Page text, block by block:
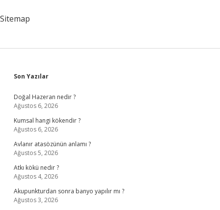
Sitemap
Sidebar
Son Yazılar
Doğal Hazeran nedir ?
Ağustos 6, 2026
Kumsal hangi kökendir ?
Ağustos 6, 2026
Avlanır atasözünün anlamı ?
Ağustos 5, 2026
Atkı kökü nedir ?
Ağustos 4, 2026
Akupunkturdan sonra banyo yapılır mı ?
Ağustos 3, 2026